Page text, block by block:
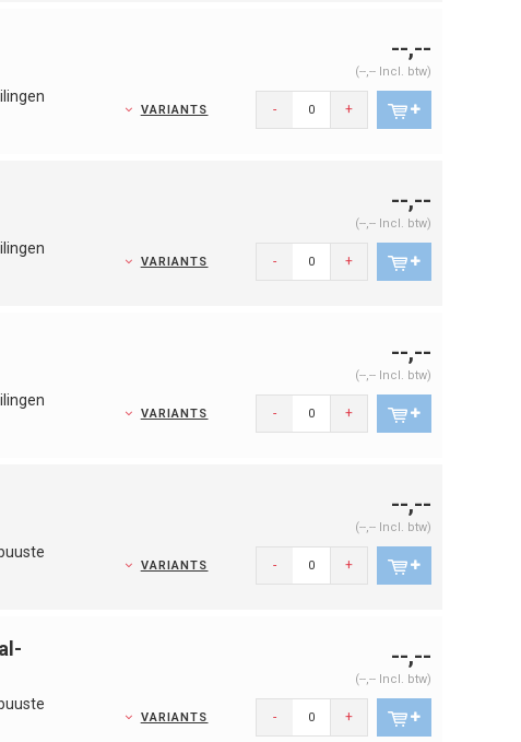
--,--
(--,-- Incl. btw)
VARIANTS - +
--,--
(--,-- Incl. btw)
VARIANTS - +
--,--
(--,-- Incl. btw)
VARIANTS - +
--,--
(--,-- Incl. btw)
VARIANTS - +
--,--
(--,-- Incl. btw)
VARIANTS - +